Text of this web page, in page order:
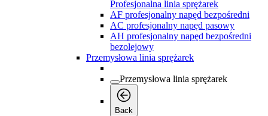
Profesjonalna linia sprężarek
AF profesjonalny napęd bezpośredni
AC profesjonalny napęd pasowy
AH profesjonalny napęd bezpośredni
bezolejowy
Przemysłowa linia sprężarek
Przemysłowa linia sprężarek
Back